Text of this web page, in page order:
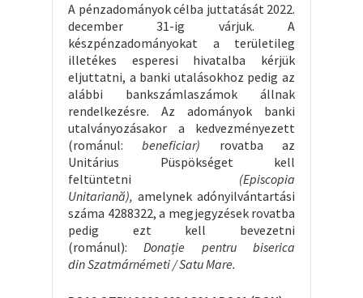
A pénzadományok célba juttatását 2022.
december 31-ig várjuk. A
készpénzadományokat a területileg
illetékes esperesi hivatalba kérjük
eljuttatni, a banki utalásokhoz pedig az
alábbi bankszámlaszámok állnak
rendelkezésre. Az adományok banki
utalványozásakor a kedvezményezett
(románul:beneficiar) rovatba az
Unitárius Püspökséget kell
feltüntetni (Episcopia
Unitariană), amelynek adónyilvántartási
száma 4288322, a megjegyzések rovatba
pedig ezt kell bevezetni
(románul):Donație pentru biserica
dinSzatmárnémeti / Satu Mare.